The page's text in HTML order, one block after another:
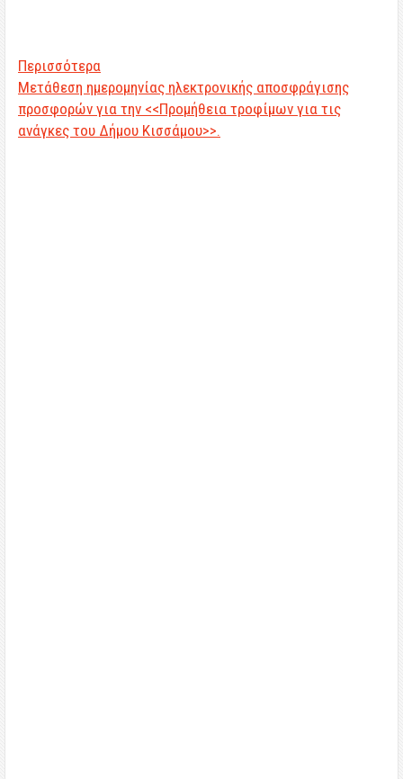
Περισσότερα
Μετάθεση ημερομηνίας ηλεκτρονικής αποσφράγισης
προσφορών για την <<Προμήθεια τροφίμων για τις
ανάγκες του Δήμου Κισσάμου>>.